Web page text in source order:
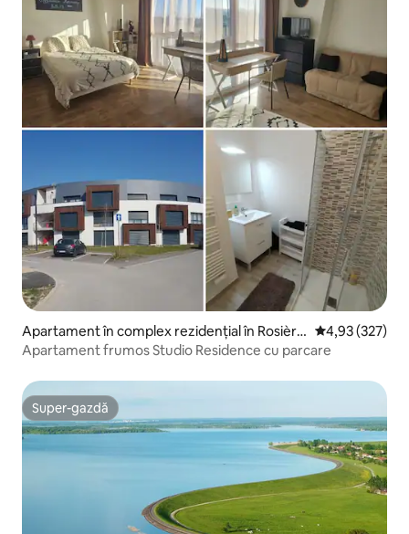
Apartament în complex rezidențial în Rosière
s-près-Troyes
Scor mediu de
4,93 (327)
Apartament frumos Studio Residence cu parcare
Super-gazdă
Super-gazdă